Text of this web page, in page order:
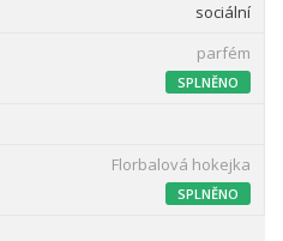
sociální
parfém
SPLNĚNO
Florbalová hokejka
SPLNĚNO